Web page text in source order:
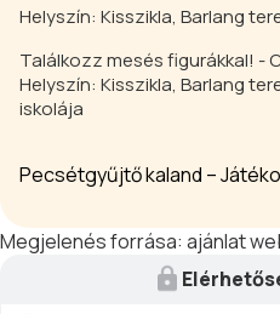
Helyszín: Kisszikla, Barlang
Találkozz mesés figurákkal! -
Helyszín: Kisszikla, Barlang
iskolája
Pecsétgyűjtő kaland –
Megjelenés forrása: ajánlat